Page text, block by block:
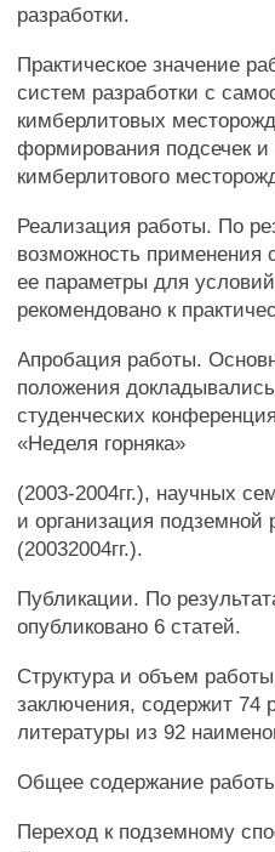
разработки.
Практическое значение
систем разработки с
кимберлитовых
формирования подсечек и
кимберлитового
Реализация работы. По
возможность
ее параметры для
рекомендовано к
Апробация работы.
положения
студенческих
«Неделя горняка»
(2003-2004гг.), научных
и организация
(20032004гг.).
Публикации. По
опубликовано 6 статей.
Структура и объем
заключения, содержит 74
литературы из 92
Общее содержание
Переход к подземному